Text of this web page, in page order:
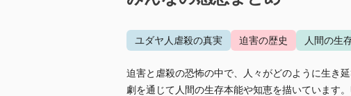
ユダヤ人虐殺の真実 迫害の歴史 人間の生
迫害と虐殺の恐怖の中で、人々がどのように生き
劇を通じて人間の生存本能や知恵を描いています